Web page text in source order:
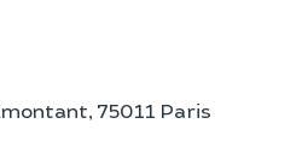
75011 Paris